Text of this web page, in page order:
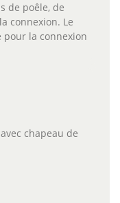
de poêle, de
connexion. Le
la connexion
chapeau de